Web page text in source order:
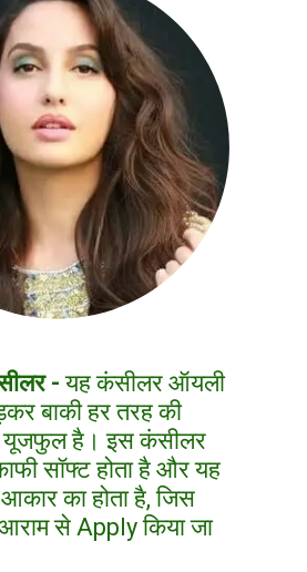
-यह कंसीलर ऑयली
बाकी हर तरह की
यूजफुल है। इस कंसीलर
सॉफ्ट होता है और यह
का होता है, जिस
से Apply किया जा